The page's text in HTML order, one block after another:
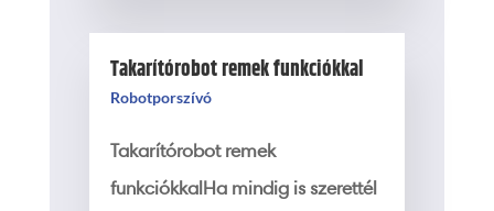
Takarítórobot remek funkciókkal
Robotporszívó
Takarítórobot remek
funkciókkalHa mindig is szerettél